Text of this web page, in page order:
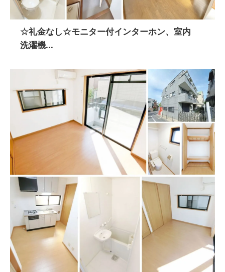
☆礼金なし☆モニター付インターホン、室内
洗濯機...